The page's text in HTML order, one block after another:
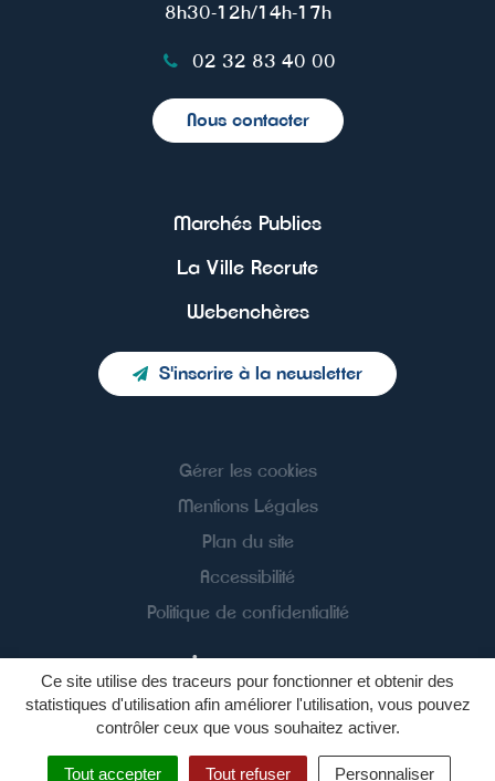
Ce site utilise des traceurs pour fonctionner et obtenir des
statistiques d'utilisation afin améliorer l'utilisation, vous pouvez
contrôler ceux que vous souhaitez activer.
Tout accepter Tout refuser Personnaliser
8h30-12h/14h-17h
02 32 83 40 00
Nous contacter
Marchés Publics
La Ville Recrute
Webenchères
S'inscrire à la newsletter
Gérer les cookies
Mentions Légales
Plan du site
Accessibilité
Politique de confidentialité